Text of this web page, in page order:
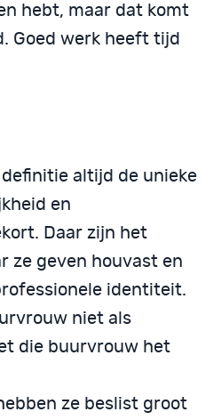
hebt, maar dat komt
Goed werk heeft tijd
altijd de unieke
en
Daar zijn het
ze geven houvast en
identiteit.
niet als
die buurvrouw het
ze beslist groot